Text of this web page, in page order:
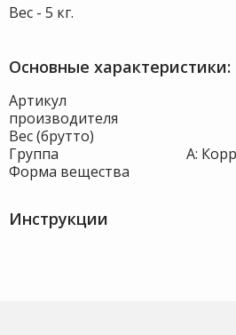
Вес - 5 кг.
Основные характеристики:
Артикул
производителя
Вес (брутто)
Группа
A:
Форма вещества
Инструкции